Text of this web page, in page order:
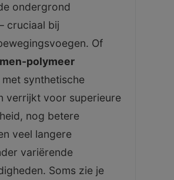
ondergrond
cruciaal bij
Of
polymeer
met synthetische
verrijkt voor superieure
nog betere
veel langere
variërende
Soms zie je